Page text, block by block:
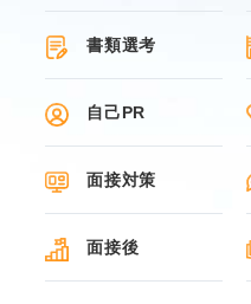
書類選考
自己PR
面接対策
面接後